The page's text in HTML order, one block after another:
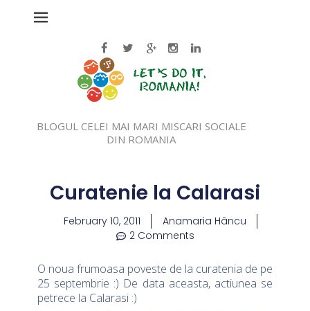
BLOGUL CELEI MAI MARI MISCARI SOCIALE
DIN ROMANIA
Curatenie la Calarasi
February 10, 2011
Anamaria Hâncu
2 Comments
O noua frumoasa poveste de la curatenia de pe
25 septembrie :) De data aceasta, actiunea se
petrece la Calarasi :)